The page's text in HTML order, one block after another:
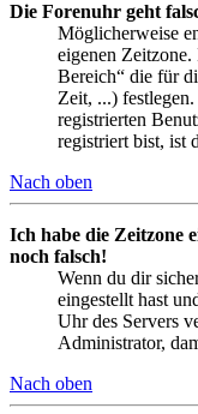
Die Forenuhr geht
Möglicherweise
eigenen
Bereich“ die für
Zeit, ...)
registrierten
registriert bist, ist
Nach oben
Ich habe die Zeitzone
noch falsch!
Wenn du dir
eingestellt hast
Uhr des Servers
Administrator,
Nach oben